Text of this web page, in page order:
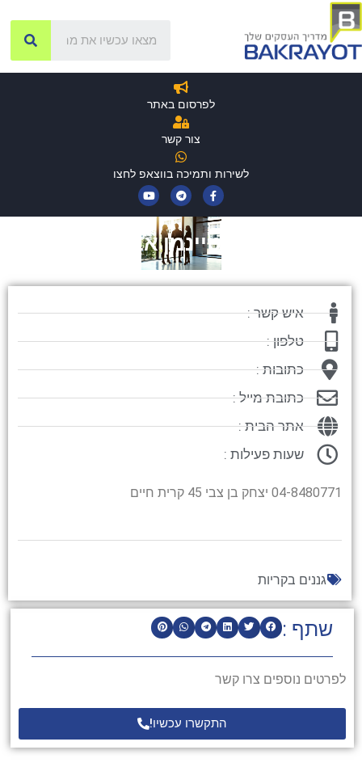
לפרסום באתר
צור קשר
לשירות ותמיכה בווצאפ לחצו
שטיינמן אבי
שתף :
לפרטים נוספים צרו קשר
התקשרו עכשיו!
איש קשר :
טלפון :
כתובות :
כתובת מייל :
אתר הבית :
שעות פעילות :
04-8480771 יצחק בן צבי 45 קרית חיים
גננים בקריות